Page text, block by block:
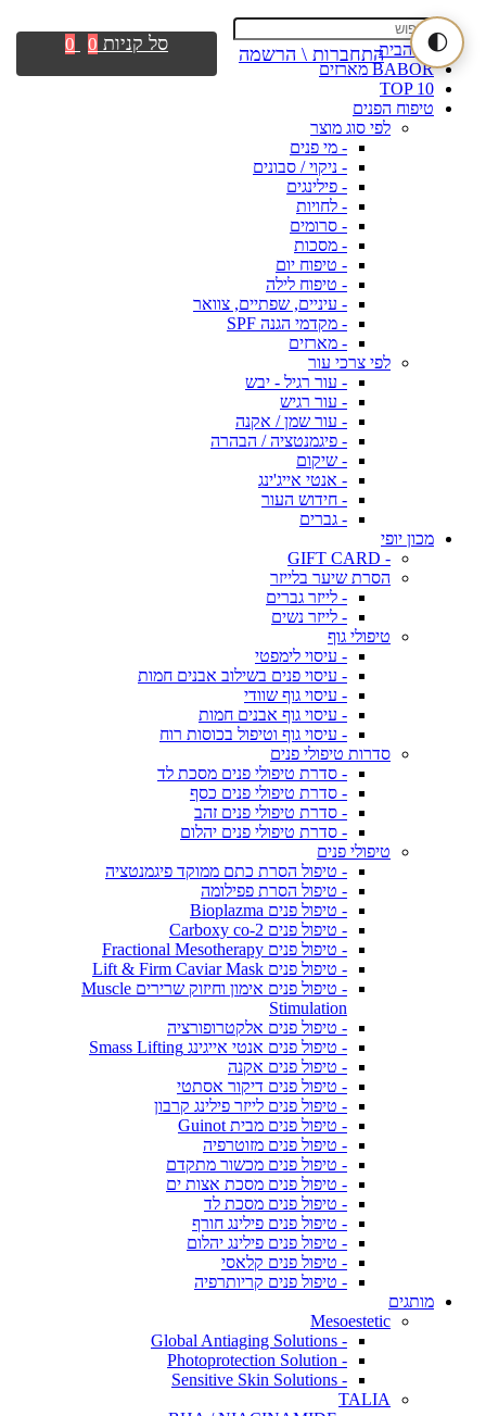
🌓דף הבית
BABOR מארזים
TOP 10
טיפוח הפנים
לפי סוג מוצר
- מי פנים
- ניקוי / סבונים
- פילינגים
- לחויות
- סרומים
- מסכות
- טיפוח יום
- טיפוח לילה
- עיניים, שפתיים, צוואר
- מקדמי הגנה SPF
- מארזים
לפי צרכי עור
- עור רגיל - יבש
- עור רגיש
- עור שמן / אקנה
- פיגמנטציה / הבהרה
- שיקום
- אנטי אייג'ינג
- חידוש העור
- גברים
מכון יופי
- GIFT CARD
הסרת שיער בלייזר
- לייזר גברים
- לייזר נשים
טיפולי גוף
- עיסוי לימפטי
- עיסוי פנים בשילוב אבנים חמות
- עיסוי גוף שוודי
- עיסוי גוף אבנים חמות
- עיסוי גוף וטיפול בכוסות רוח
סדרות טיפולי פנים
- סדרת טיפולי פנים מסכת לד
- סדרת טיפולי פנים כסף
- סדרת טיפולי פנים זהב
- סדרת טיפולי פנים יהלום
טיפולי פנים
- טיפול הסרת כתם ממוקד פיגמנטציה
- טיפול הסרת פפילומה
- טיפול פנים Bioplazma
- טיפול פנים Carboxy co-2
- טיפול פנים Fractional Mesotherapy
- טיפול פנים Lift & Firm Caviar Mask
- טיפול פנים אימון וחיזוק שרירים Muscle
Stimulation
- טיפול פנים אלקטרופורציה
- טיפול פנים אנטי אייגינג Smass Lifting
- טיפול פנים אקנה
- טיפול פנים דיקור אסתטי
- טיפול פנים לייזר פילינג קרבון
- טיפול פנים מבית Guinot
- טיפול פנים מזוטרפיה
- טיפול פנים מכשור מתקדם
- טיפול פנים מסכת אצות ים
- טיפול פנים מסכת לד
- טיפול פנים פילינג חורף
- טיפול פנים פילינג יהלום
- טיפול פנים קלאסי
- טיפול פנים קריותרפיה
מותגים
Mesoestetic
- Global Antiaging Solutions
- Photoprotection Solution
- Sensitive Skin Solutions
TALIA
התחברות \ הרשמה סל קניות 0
0